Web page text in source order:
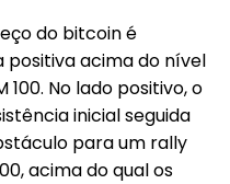
do bitcoin é
acima do nível
100. No lado positivo, o
inicial seguida
para um rally
acima do qual os